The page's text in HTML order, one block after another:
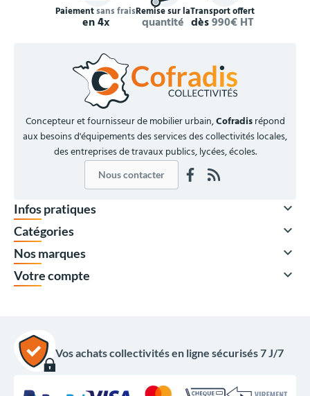
Paiementsans frais
en 4x
Remise sur la
quantité
Transport offert
dès990€ HT
Concepteur et fournisseur de mobilier urbain,Cofradisrépond
aux besoins d'équipements des services des collectivités locales,
des entreprises de travaux publics, lycées, écoles.
Nous contacter
Infos pratiques 
Catégories 
Nos marques 
Votre compte 
Vos achats collectivités en ligne sécurisés 7 J/7